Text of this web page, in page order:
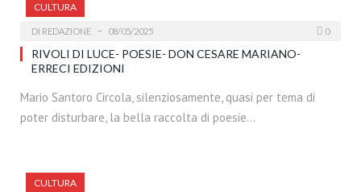
CULTURA
DI REDAZIONE 08/05/2025 0
RIVOLI DI LUCE- POESIE- DON CESARE MARIANO-
ERRECI EDIZIONI
Mario Santoro Circola, silenziosamente, quasi per tema di
poter disturbare, la bella raccolta di poesie…
CULTURA